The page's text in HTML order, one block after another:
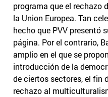
programa que el rechazo
la Union Europea. Tan
hecho que PVV presentó
página. Por el contrario,
amplio en el que se
introducción de la
de ciertos sectores, el fin
rechazo al